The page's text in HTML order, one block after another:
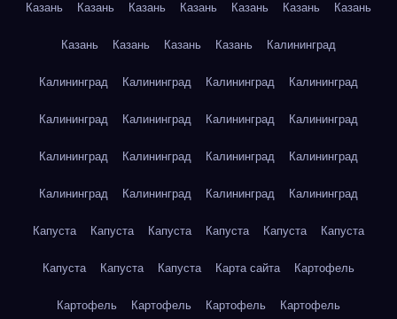
Казань Казань Казань Казань Казань Казань Казань
Казань Казань Казань Казань Калининград
Калининград Калининград Калининград Калининград
Калининград Калининград Калининград Калининград
Калининград Калининград Калининград Калининград
Калининград Калининград Калининград Калининград
Капуста Капуста Капуста Капуста Капуста Капуста
Капуста Капуста Капуста Карта сайта Картофель
Картофель Картофель Картофель Картофель